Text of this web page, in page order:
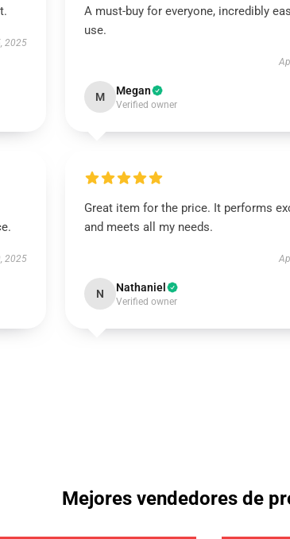
2025
A must-buy for everyone, incredibly
use.
M Megan
Verified owner
2025
Great item for the price. It performs
and meets all my needs.
N Nathaniel
Verified owner
Mejores vendedores de